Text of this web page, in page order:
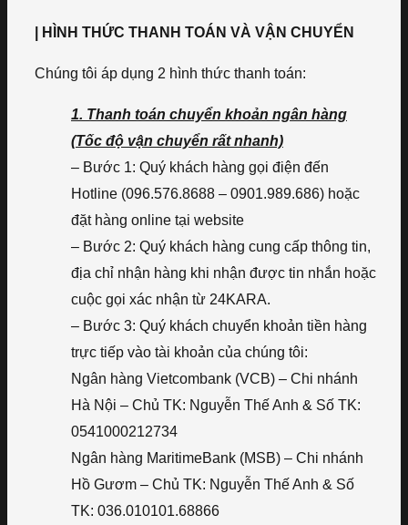
| HÌNH THỨC THANH TOÁN VÀ VẬN CHUYỂN
Chúng tôi áp dụng 2 hình thức thanh toán:
1. Thanh toán chuyển khoản ngân hàng
(Tốc độ vận chuyển rất nhanh)
– Bước 1: Quý khách hàng gọi điện đến
Hotline (096.576.8688 – 0901.989.686) hoặc
đặt hàng online tại website
– Bước 2: Quý khách hàng cung cấp thông tin,
địa chỉ nhận hàng khi nhận được tin nhắn hoặc
cuộc gọi xác nhận từ 24KARA.
– Bước 3: Quý khách chuyển khoản tiền hàng
trực tiếp vào tài khoản của chúng tôi:
Ngân hàng Vietcombank (VCB) – Chi nhánh
Hà Nội – Chủ TK: Nguyễn Thế Anh & Số TK:
0541000212734
Ngân hàng MaritimeBank (MSB) – Chi nhánh
Hồ Gươm – Chủ TK: Nguyễn Thế Anh & Số
TK: 036.010101.68866